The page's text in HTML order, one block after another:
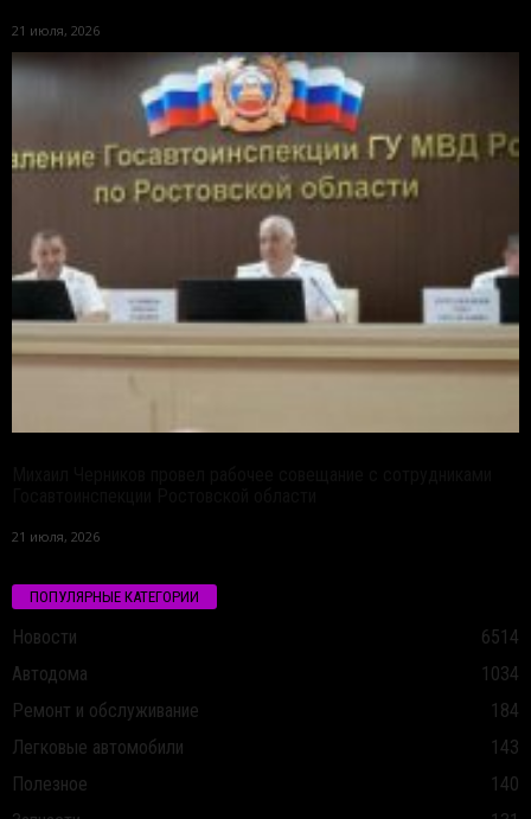
21 июля, 2026
21 июля, 2026
ПОПУЛЯРНЫЕ КАТЕГОРИИ
Новости
6514
Автодома
1034
Ремонт и обслуживание
184
Легковые автомобили
143
Полезное
140